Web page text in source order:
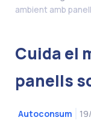
ambient amb
Cuida el
panells
Autoconsum